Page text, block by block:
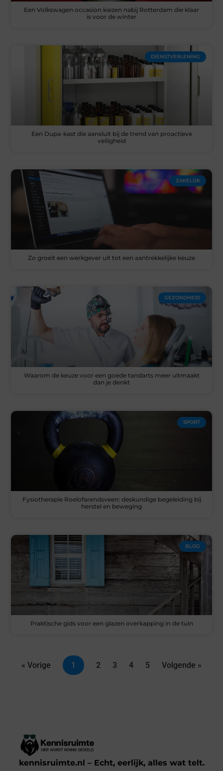
Een Volkswagen occasion kiezen nabij Rotterdam die klaar
is voor de winter
DIENSTVERLENING
Een Dupa-kast die aansluit bij de trend van proactieve
veiligheid
ZAKELIJK
Zo groeit een werkgever uit tot een aantrekkelijke keuze
GEZONDHEID
Waarom de keuze voor een goede tandarts meer uitmaakt
dan je denkt
SPORT
Fysiotherapie Roelofarendsveen: deskundige begeleiding bij
herstel en beweging
BLOG
Praktische gids voor een glazen overkapping in de tuin
« Vorige 1 2 3 4 5 Volgende »
kennisruimte.nl – Echt, eerlijk, alles wat telt.